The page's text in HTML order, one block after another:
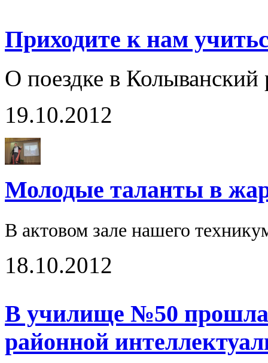
Приходите к нам
О поездке в
19.10.2012
Молодые таланты в
В актовом зале нашего
18.10.2012
В училище №50 прошла
районной